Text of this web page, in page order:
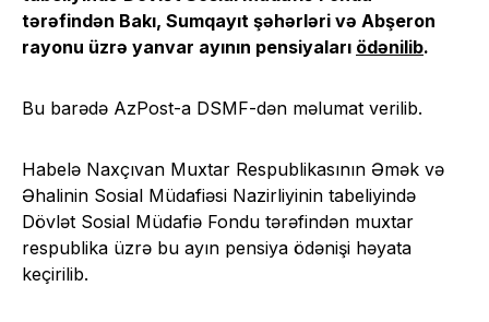
tərəfindən Bakı, Sumqayıt şəhərləri və Abşeron
rayonu üzrə yanvar ayının pensiyaları ödənilib.
Bu barədə AzPost-a DSMF-dən məlumat verilib.
Habelə Naxçıvan Muxtar Respublikasının Əmək və
Əhalinin Sosial Müdafiəsi Nazirliyinin tabeliyində
Dövlət Sosial Müdafiə Fondu tərəfindən muxtar
respublika üzrə bu ayın pensiya ödənişi həyata
keçirilib.